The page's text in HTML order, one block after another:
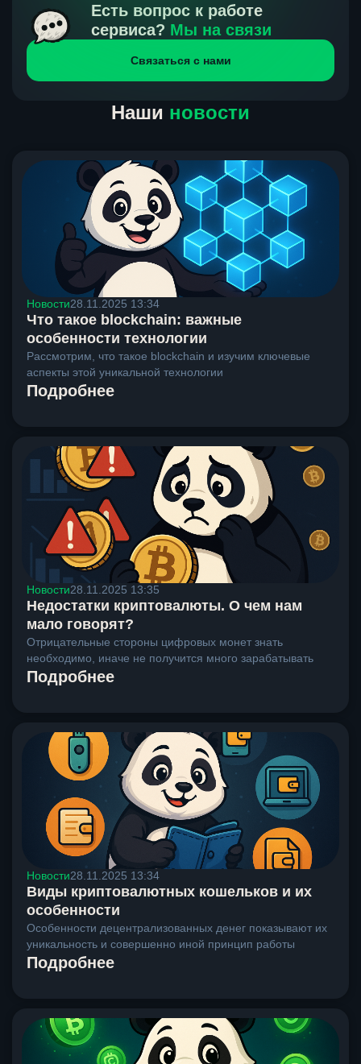
получения нами средств от тебя, а на другой части
направлений курс, указанный на сайте, является
окончательным. Если сомневаешься, напиши в онлайн-
чат на сайте, мы поможем разобраться.
Есть вопрос к работе
сервиса? Мы на связи
Связаться с нами
Наши новости
Новости28.11.2025 13:34
Что такое blockchain: важные
особенности технологии
Рассмотрим, что такое blockchain и изучим ключевые
аспекты этой уникальной технологии
Подробнее
Новости28.11.2025 13:35
Недостатки криптовалюты. О чем нам
мало говорят?
Отрицательные стороны цифровых монет знать
необходимо, иначе не получится много зарабатывать
Подробнее
Новости28.11.2025 13:34
Виды криптовалютных кошельков и их
особенности
Особенности децентрализованных денег показывают их
уникальность и совершенно иной принцип работы
Подробнее